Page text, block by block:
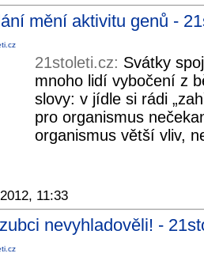
mění aktivitu genů -
21stoleti.cz: Svátky
mnoho lidí vybočení z
slovy: v jídle si rádi
pro organismus
organismus větší vliv,
11:33
nevyhladověli! -